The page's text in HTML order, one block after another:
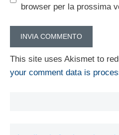
browser per la prossima
This site uses Akismet to
your comment data is